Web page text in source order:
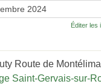
2024
Éditer les
Route de
Saint-Gervais-sur-